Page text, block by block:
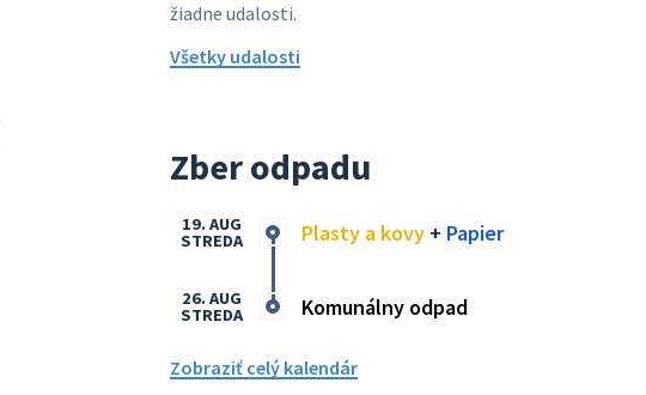
žiadne udalosti.
Všetky udalosti
Zber odpadu
Plasty a kovy + Papier
19. AUG
STREDA
Komunálny odpad
26. AUG
STREDA
Zobraziť celý kalendár